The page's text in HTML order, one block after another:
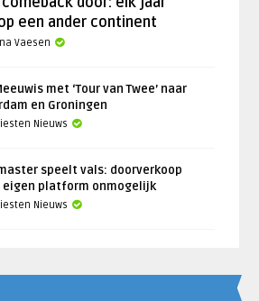
een ander continent
Vaesen
met ‘Tour van Twee’ naar
en Groningen
Nieuws
speelt vals: doorverkoop
eigen platform onmogelijk
Nieuws